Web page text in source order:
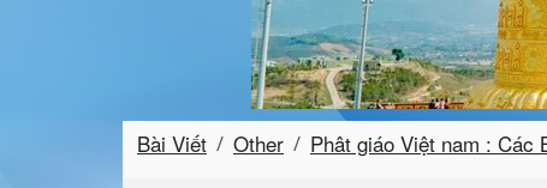
Bài Viết Other Phât giáo Việt nam : Các